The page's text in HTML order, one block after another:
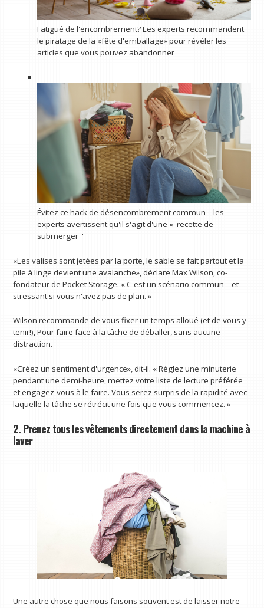
Fatigué de l'encombrement? Les experts recommandent
le piratage de la «fête d'emballage» pour révéler les
articles que vous pouvez abandonner
Évitez ce hack de désencombrement commun – les
experts avertissent qu'il s'agit d'une « recette de
submerger ''
«Les valises sont jetées par la porte, le sable se fait partout et la
pile à linge devient une avalanche», déclare Max Wilson, co-
fondateur de Pocket Storage. « C'est un scénario commun – et
stressant si vous n'avez pas de plan. »
Wilson recommande de vous fixer un temps alloué (et de vous y
tenir!), Pour faire face à la tâche de déballer, sans aucune
distraction.
«Créez un sentiment d'urgence», dit-il. « Réglez une minuterie
pendant une demi-heure, mettez votre liste de lecture préférée
et engagez-vous à le faire. Vous serez surpris de la rapidité avec
laquelle la tâche se rétrécit une fois que vous commencez. »
2. Prenez tous les vêtements directement dans la machine à
laver
Une autre chose que nous faisons souvent est de laisser notre